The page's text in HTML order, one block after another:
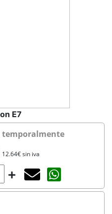
E7
temporalmente
12.64€ sin iva
AgotadoCompartir